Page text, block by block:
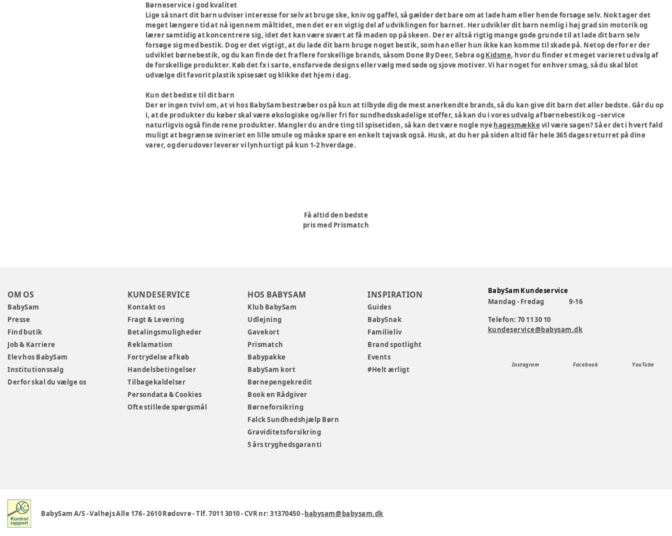
Børneservice i god kvalitet
Lige så snart dit barn udviser interesse for selv at bruge ske, kniv og gaffel, så gælder det bare om at lade ham eller hende forsøge selv. Nok tager det
meget længere tid at nå igennem måltidet, men det er en vigtig del af udviklingen for barnet. Her udvikler dit barn nemlig i høj grad sin motorik og
lærer samtidig at koncentrere sig, idet det kan være svært at få maden op på skeen. Der er altså rigtig mange gode grunde til at lade dit barn selv
forsøge sig med bestik. Dog er det vigtigt, at du lade dit barn bruge noget bestik, som han eller hun ikke kan komme til skade på. Netop derfor er der
udviklet børnebestik, og du kan finde det fra flere forskellige brands, såsom Done By Deer, Sebra ogKidsme, hvor du finder et meget varieret udvalg af
de forskellige produkter. Køb det fx i sarte, ensfarvede designs eller vælg med søde og sjove motiver. Vi har noget for enhver smag, så du skal blot
udvælge dit favorit plastik spisesæt og klikke det hjem i dag.
Kun det bedste til dit barn
Der er ingen tvivl om, at vi hos BabySam bestræber os på kun at tilbyde dig de mest anerkendte brands, så du kan give dit barn det aller bedste. Går du op
i, at de produkter du køber skal være økologiske og/eller fri for sundhedsskadelige stoffer, så kan du i vores udvalg af børnebestik og –service
naturligvis også finde rene produkter. Mangler du andre ting til spisetiden, så kan det være nogle nye hagesmække vil være sagen? Så er det i hvert fald
muligt at begrænse svineriet en lille smule og måske spare en enkelt tøjvask også. Husk, at du her på siden altid får hele 365 dages returret på dine
varer, og derudover leverer vi lynhurtigt på kun 1-2 hverdage.
Få altid den bedste
pris med Prismatch
OM OS
BabySam
Presse
Find butik
Job & Karriere
Elev hos BabySam
Institutionssalg
Derfor skal du vælge os
KUNDESERVICE
Kontakt os
Fragt & Levering
Betalingsmuligheder
Reklamation
Fortrydelse af køb
Handelsbetingelser
Tilbagekaldelser
Persondata & Cookies
Ofte stillede spørgsmål
HOS BABYSAM
Klub BabySam
Udlejning
Gavekort
Prismatch
Babypakke
BabySam kort
Børnepengekredit
Book en Rådgiver
Børneforsikring
Falck Sundhedshjælp Børn
Graviditetsforsikring
5 års tryghedsgaranti
INSPIRATION
Guides
BabySnak
Familieliv
Brand spotlight
Events
#Helt ærligt
BabySam Kundeservice
Mandag - Fredag
9-16
Telefon: 70 11 30 10
kundeservice@babysam.dk
Instagram Facebook YouTube
BabySam A/S-Valhøjs Alle 176-2610 Rødovre-Tlf. 7011 3010-CVR nr: 31370450-babysam@babysam.dk